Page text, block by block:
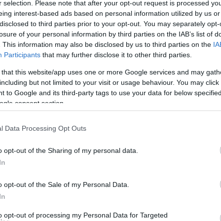
selection. Please note that after your opt-out request is processed
interest-based ads based on personal information utilized by us
to third parties prior to your opt-out. You may separately
of your personal information by third parties on the IAB’s list of
This information may also be disclosed by us to third parties on the
Participants that may further disclose it to other third parties.
that this website/app uses one or more Google services and may
but not limited to your visit or usage behaviour. You may
to Google and its third-party tags to use your data for below
consent section.
Data Processing Opt Outs
opt-out of the Sharing of my personal data.
opt-out of the Sale of my Personal Data.
opt-out of processing my Personal Data for Targeted
παραλιών. Σκέφτηκε: “τώρα που ο Ζόργκος έγινε
προσπέλασης δεν πάω εγώ ο συμβατικός σε μια
σε μια πλήρως ανοργάνωτη κι ανεξερεύνητη από